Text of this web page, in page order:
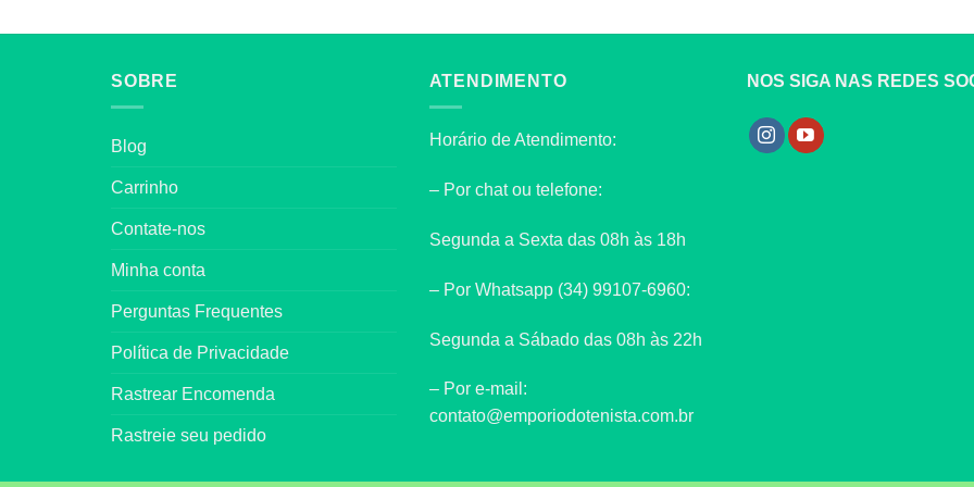
SOBRE
Blog
Carrinho
Contate-nos
Minha conta
Perguntas Frequentes
Política de Privacidade
Rastrear Encomenda
Rastreie seu pedido
ATENDIMENTO
Horário de Atendimento:
– Por chat ou telefone:
Segunda a Sexta das 08h às 18h
– Por Whatsapp (34) 99107-6960:
Segunda a Sábado das 08h às 22h
– Por e-mail:
contato@emporiodotenista.com.br
NOS SIGA NAS REDES